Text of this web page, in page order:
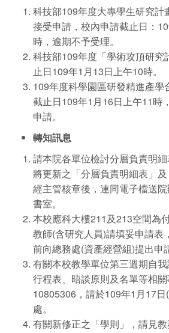
科技部109年度大專學生研究計
接受申請，校內申請截止日：
時，逾期不予受理。
科技部109年度「學術攻頂研究
止日109年1月13日上午10時。
109年度科學園區研發精進產學
截止日109年1月16日上午11時
申請。
轉知訊息
請本院各單位檢討分層負責明
將更新之「分層負責明細表」及
經主管核章後，連同電子檔送
書室。
本校應科大樓211及213空間為
教師(含研究人員)請填妥申請表
前向總務處(資產經營組)提出申
有關本校教學單位第三週期自
行程表、晤談原則及名單等相
10805306，請於109年1月17
處。
有關新修正之「學則」，請見